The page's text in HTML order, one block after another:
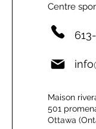
Centre
Maison
501
Ottawa